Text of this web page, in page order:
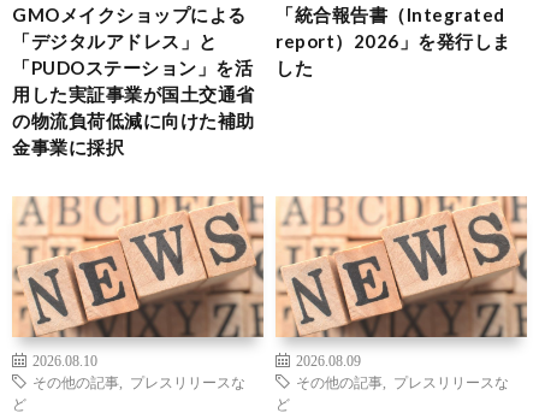
GMOメイクショップによる
「デジタルアドレス」と
「PUDOステーション」を活
用した実証事業が国土交通省
の物流負荷低減に向けた補助
金事業に採択
「統合報告書（Integrated
report）2026」を発行しま
した
2026.08.10
その他の記事
プレスリリースな
ど
2026.08.09
その他の記事
プレスリリースな
ど